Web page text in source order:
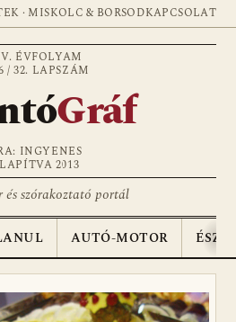
· MISKOLC & BORSODKAPCSOLAT
ÉVFOLYAM
/ 32. LAPSZÁM
Gráf
INGYENES
2013
szórakoztató portál
AUTÓ-MOTOR